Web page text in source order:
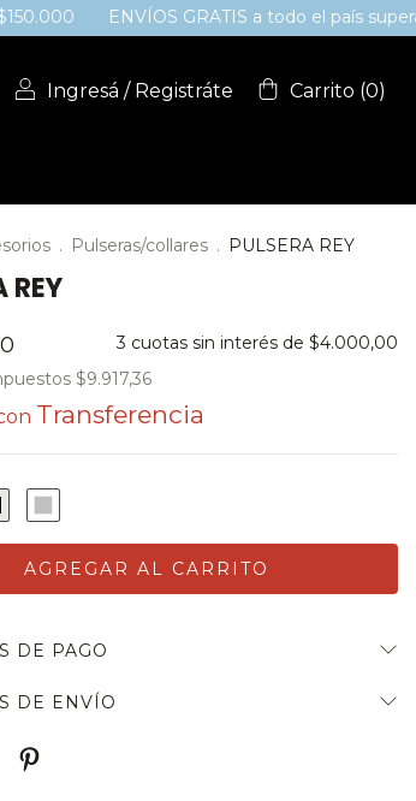
GRATIS a todo el país superando los
Ingresá / Registráte Carrito (0)
. Pulseras/collares . PULSERA REY
REY
3 cuotas sin interés de $4.000,00
$9.917,36
DE PAGO
DE ENVÍO